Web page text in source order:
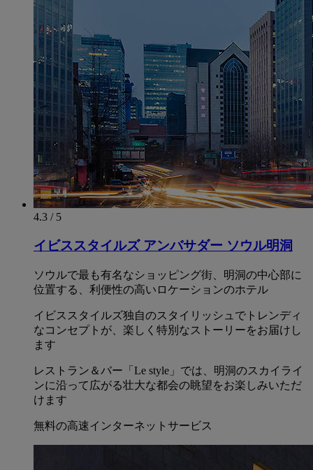
4.3 / 5
イビススタイルズ アンバサダー ソウル明洞
ソウルで最も有名なショッピング街、明洞の中心部に
位置する、利便性の高いロケーションのホテル
イビススタイルズ独自のスタイリッシュでトレンディ
なコンセプトが、楽しく特別なストーリーをお届けし
ます
レストラン＆バー「Le style」では、明洞のスカイライ
ンに沿って広がる壮大な都会の眺望をお楽しみいただ
けます
無料の高速インターネットサービス